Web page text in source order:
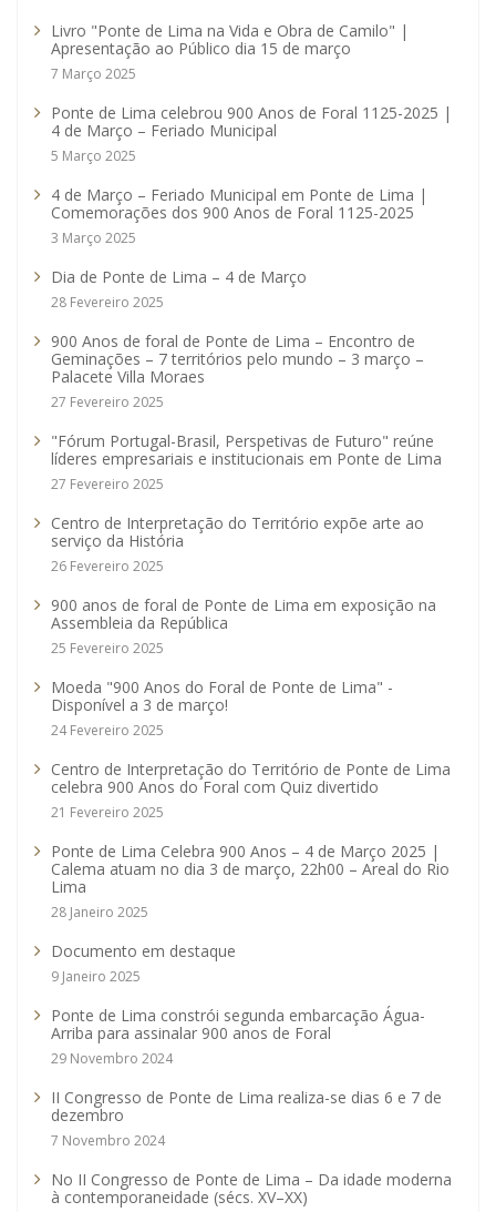
Livro "Ponte de Lima na Vida e Obra de Camilo" |
Apresentação ao Público dia 15 de março
7 Março 2025
Ponte de Lima celebrou 900 Anos de Foral 1125-2025 |
4 de Março – Feriado Municipal
5 Março 2025
4 de Março – Feriado Municipal em Ponte de Lima |
Comemorações dos 900 Anos de Foral 1125-2025
3 Março 2025
Dia de Ponte de Lima – 4 de Março
28 Fevereiro 2025
900 Anos de foral de Ponte de Lima – Encontro de
Geminações – 7 territórios pelo mundo – 3 março –
Palacete Villa Moraes
27 Fevereiro 2025
"Fórum Portugal-Brasil, Perspetivas de Futuro" reúne
líderes empresariais e institucionais em Ponte de Lima
27 Fevereiro 2025
Centro de Interpretação do Território expõe arte ao
serviço da História
26 Fevereiro 2025
900 anos de foral de Ponte de Lima em exposição na
Assembleia da República
25 Fevereiro 2025
Moeda "900 Anos do Foral de Ponte de Lima" -
Disponível a 3 de março!
24 Fevereiro 2025
Centro de Interpretação do Território de Ponte de Lima
celebra 900 Anos do Foral com Quiz divertido
21 Fevereiro 2025
Ponte de Lima Celebra 900 Anos – 4 de Março 2025 |
Calema atuam no dia 3 de março, 22h00 – Areal do Rio
Lima
28 Janeiro 2025
Documento em destaque
9 Janeiro 2025
Ponte de Lima constrói segunda embarcação Água-
Arriba para assinalar 900 anos de Foral
29 Novembro 2024
II Congresso de Ponte de Lima realiza-se dias 6 e 7 de
dezembro
7 Novembro 2024
No II Congresso de Ponte de Lima – Da idade moderna
à contemporaneidade (sécs. XV–XX)